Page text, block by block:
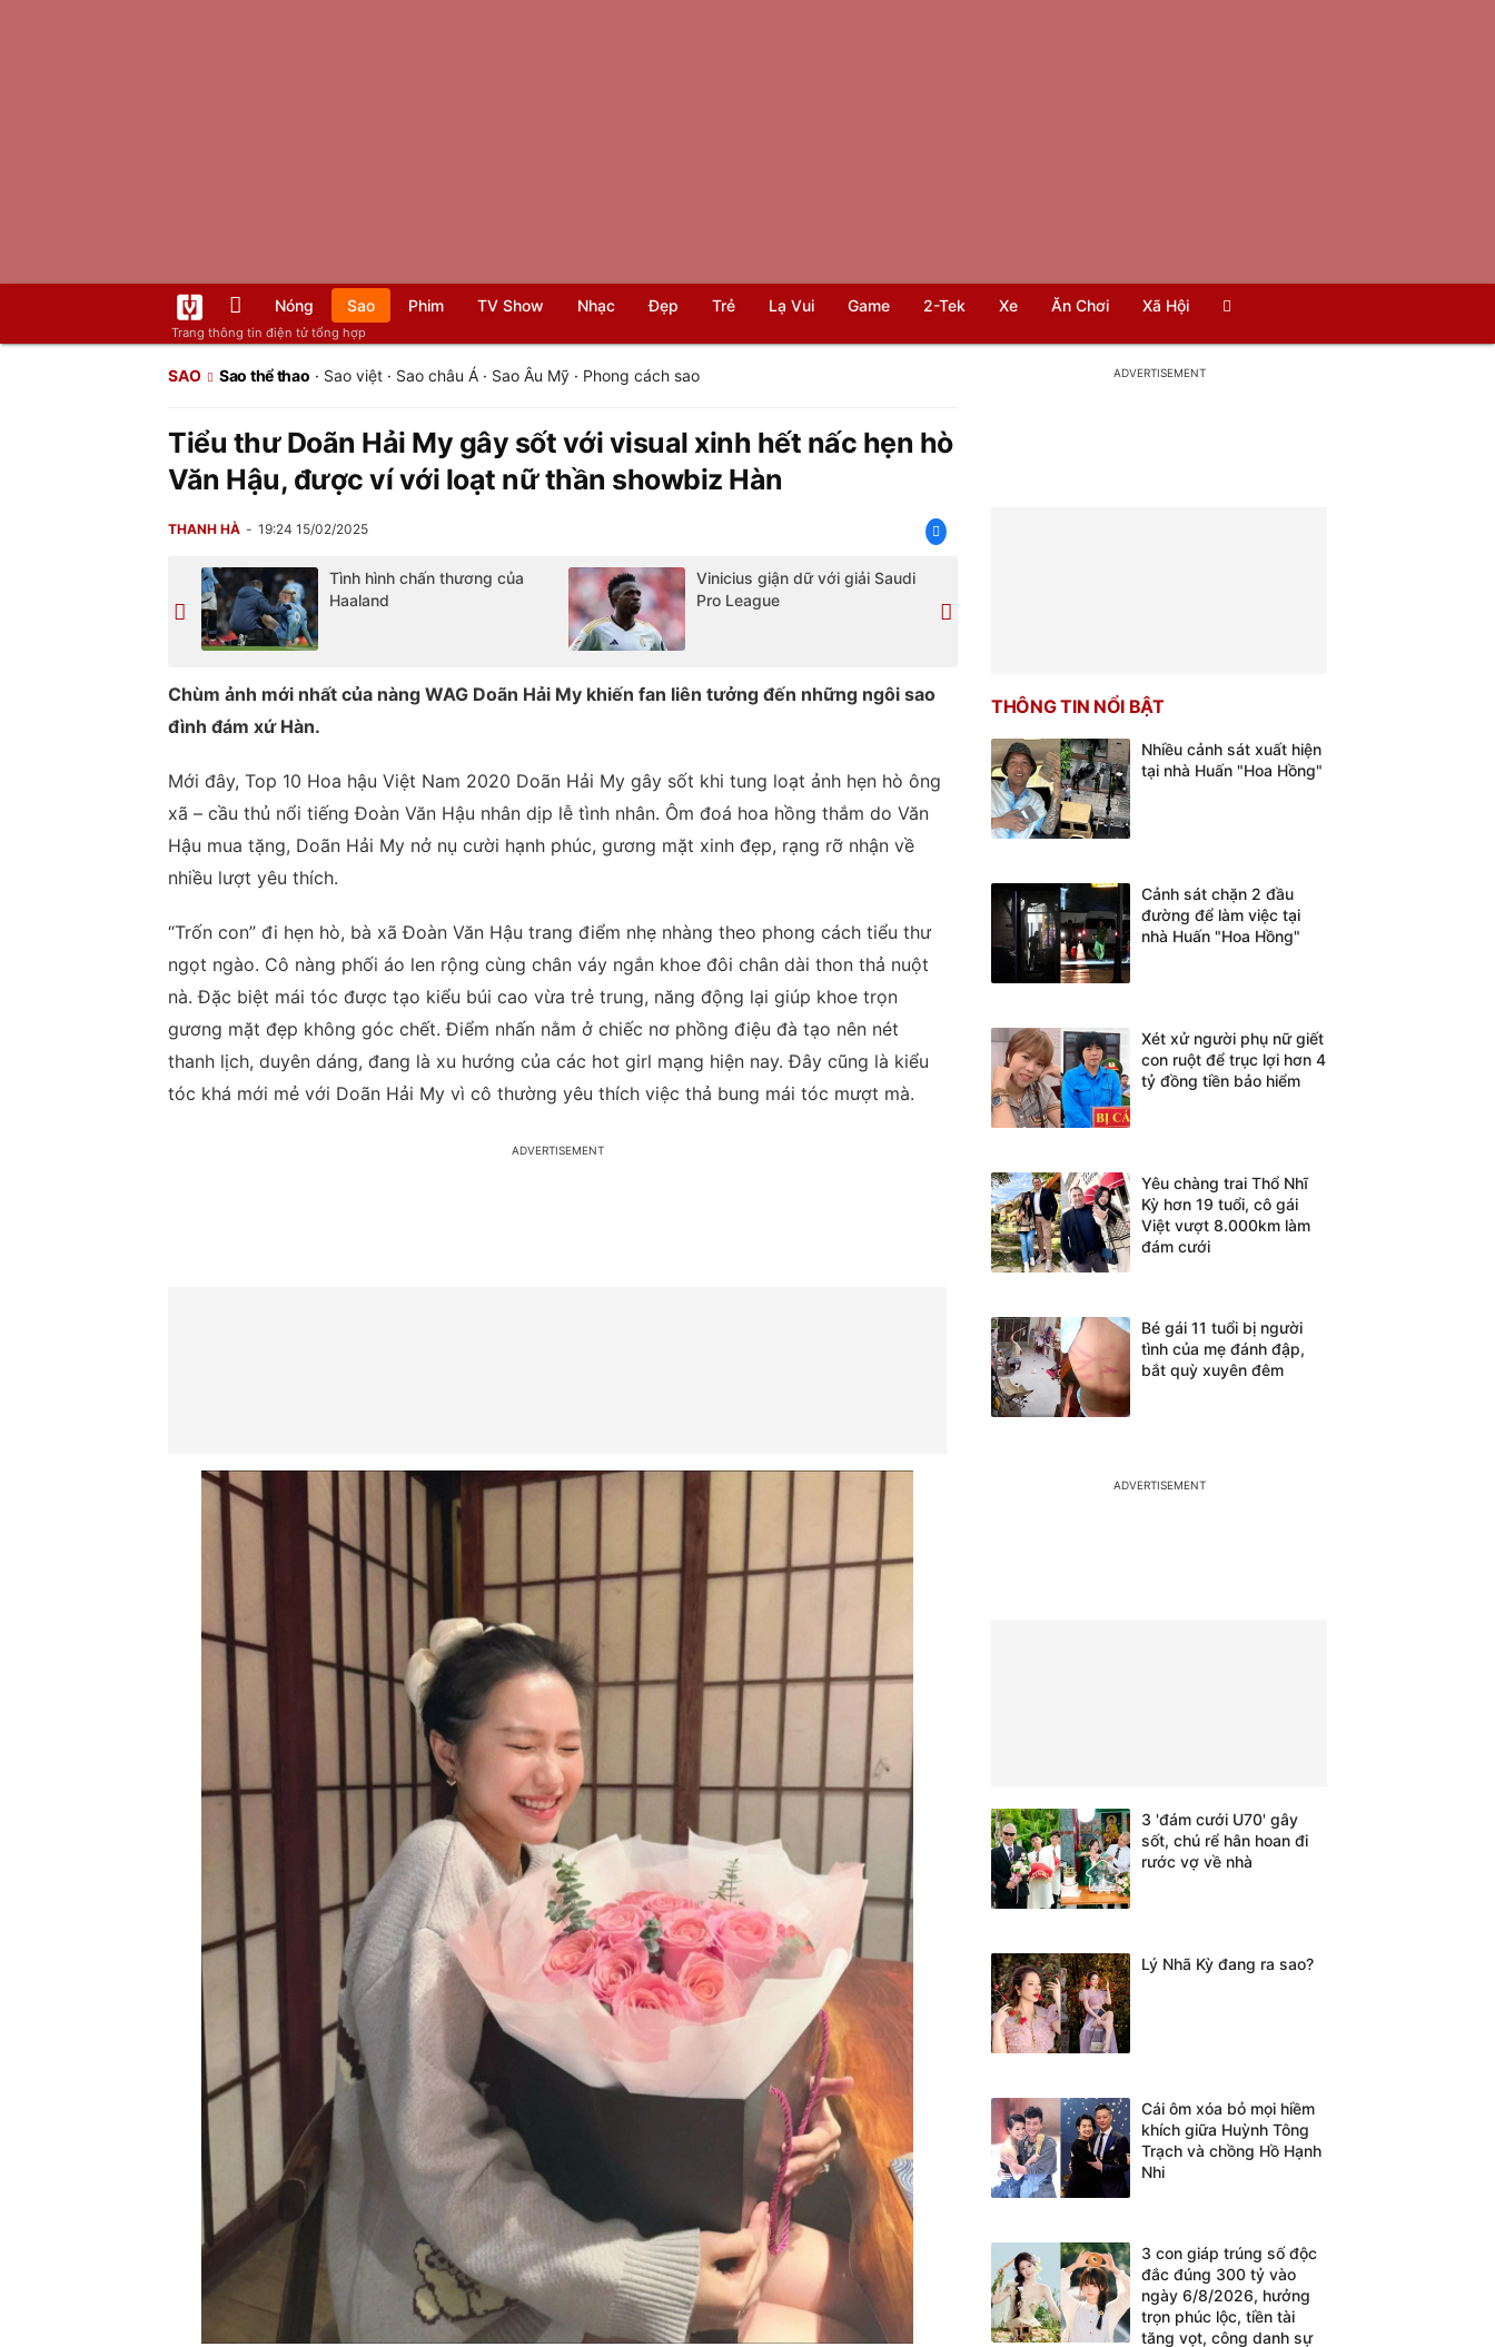
Trang thông tin điện tử tổng hợp
Nóng Sao Phim TV Show Nhạc Đẹp Trẻ Lạ Vui Game 2-Tek Xe Ăn Chơi Xã Hội
SAO Sao thể thao · Sao việt · Sao châu Á · Sao Âu Mỹ · Phong cách sao
Tiểu thư Doãn Hải My gây sốt với visual xinh hết nấc hẹn hò
Văn Hậu, được ví với loạt nữ thần showbiz Hàn
THANH HÀ 19:24 15/02/2025
Tình hình chấn thương của
Haaland
Vinicius giận dữ với giải Saudi
Pro League
Chùm ảnh mới nhất của nàng WAG Doãn Hải My khiến fan liên tưởng đến những ngôi sao
đình đám xứ Hàn.
Mới đây, Top 10 Hoa hậu Việt Nam 2020 Doãn Hải My gây sốt khi tung loạt ảnh hẹn hò ông
xã – cầu thủ nổi tiếng Đoàn Văn Hậu nhân dịp lễ tình nhân. Ôm đoá hoa hồng thắm do Văn
Hậu mua tặng, Doãn Hải My nở nụ cười hạnh phúc, gương mặt xinh đẹp, rạng rỡ nhận về
nhiều lượt yêu thích.
“Trốn con” đi hẹn hò, bà xã Đoàn Văn Hậu trang điểm nhẹ nhàng theo phong cách tiểu thư
ngọt ngào. Cô nàng phối áo len rộng cùng chân váy ngắn khoe đôi chân dài thon thả nuột
nà. Đặc biệt mái tóc được tạo kiểu búi cao vừa trẻ trung, năng động lại giúp khoe trọn
gương mặt đẹp không góc chết. Điểm nhấn nằm ở chiếc nơ phồng điệu đà tạo nên nét
thanh lịch, duyên dáng, đang là xu hướng của các hot girl mạng hiện nay. Đây cũng là kiểu
tóc khá mới mẻ với Doãn Hải My vì cô thường yêu thích việc thả bung mái tóc mượt mà.
THÔNG TIN NỔI BẬT
Nhiều cảnh sát xuất hiện
tại nhà Huấn "Hoa Hồng"
Cảnh sát chặn 2 đầu
đường để làm việc tại
nhà Huấn "Hoa Hồng"
Xét xử người phụ nữ giết
con ruột để trục lợi hơn 4
tỷ đồng tiền bảo hiểm
Yêu chàng trai Thổ Nhĩ
Kỳ hơn 19 tuổi, cô gái
Việt vượt 8.000km làm
đám cưới
Bé gái 11 tuổi bị người
tình của mẹ đánh đập,
bắt quỳ xuyên đêm
3 'đám cưới U70' gây
sốt, chú rể hân hoan đi
rước vợ về nhà
Lý Nhã Kỳ đang ra sao?
Cái ôm xóa bỏ mọi hiềm
khích giữa Huỳnh Tông
Trạch và chồng Hồ Hạnh
Nhi
3 con giáp trúng số độc
đắc đúng 300 tỷ vào
ngày 6/8/2026, hưởng
trọn phúc lộc, tiền tài
tăng vọt, công danh sự